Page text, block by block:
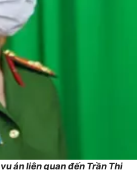
án liên quan đến Trần Thị